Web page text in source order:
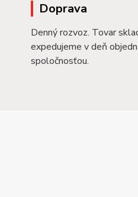
Doprava
Denný rozvoz. Tovar
expedujeme v deň
spoločnosťou.